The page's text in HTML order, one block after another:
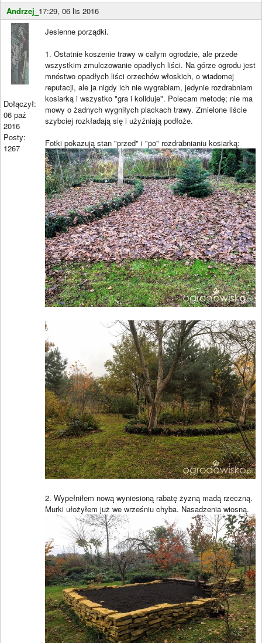
Andrzej_ 17:29, 06 lis 2016
Dołączył:
06 paź
2016
Posty:
1267
Jesienne porządki.
1. Ostatnie koszenie trawy w całym ogrodzie, ale przede
wszystkim zmulczowanie opadłych liści. Na górze ogrodu jest
mnóstwo opadłych liści orzechów włoskich, o wiadomej
reputacji, ale ja nigdy ich nie wygrabiam, jedynie rozdrabniam
kosiarką i wszystko "gra i koliduje". Polecam metodę; nie ma
mowy o żadnych wygniłych plackach trawy. Zmielone liście
szybciej rozkładają się i użyźniają podłoże.
Fotki pokazują stan "przed" i "po" rozdrabnianiu kosiarką:
2. Wypełniłem nową wyniesioną rabatę żyzną madą rzeczną.
Murki ułożyłem już we wrześniu chyba. Nasadzenia wiosną.